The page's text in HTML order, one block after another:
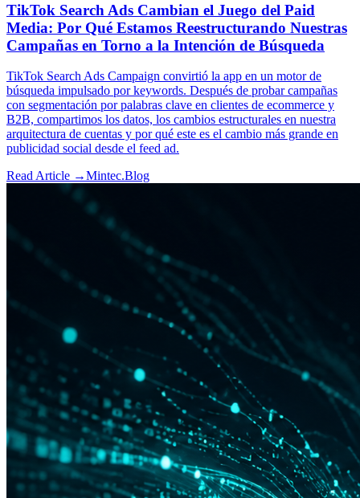
TikTok Search Ads Cambian el Juego del Paid
Media: Por Qué Estamos Reestructurando Nuestras
Campañas en Torno a la Intención de Búsqueda
TikTok Search Ads Campaign convirtió la app en un motor de
búsqueda impulsado por keywords. Después de probar campañas
con segmentación por palabras clave en clientes de ecommerce y
B2B, compartimos los datos, los cambios estructurales en nuestra
arquitectura de cuentas y por qué este es el cambio más grande en
publicidad social desde el feed ad.
Read Article →Mintec.Blog